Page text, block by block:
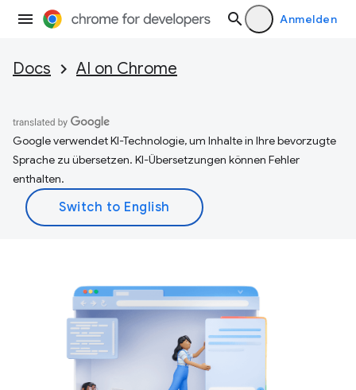
Anmelden
Docs AI on Chrome
Google verwendet KI-Technologie, um Inhalte in Ihre bevorzugte
Sprache zu übersetzen. KI-Übersetzungen können Fehler
enthalten.